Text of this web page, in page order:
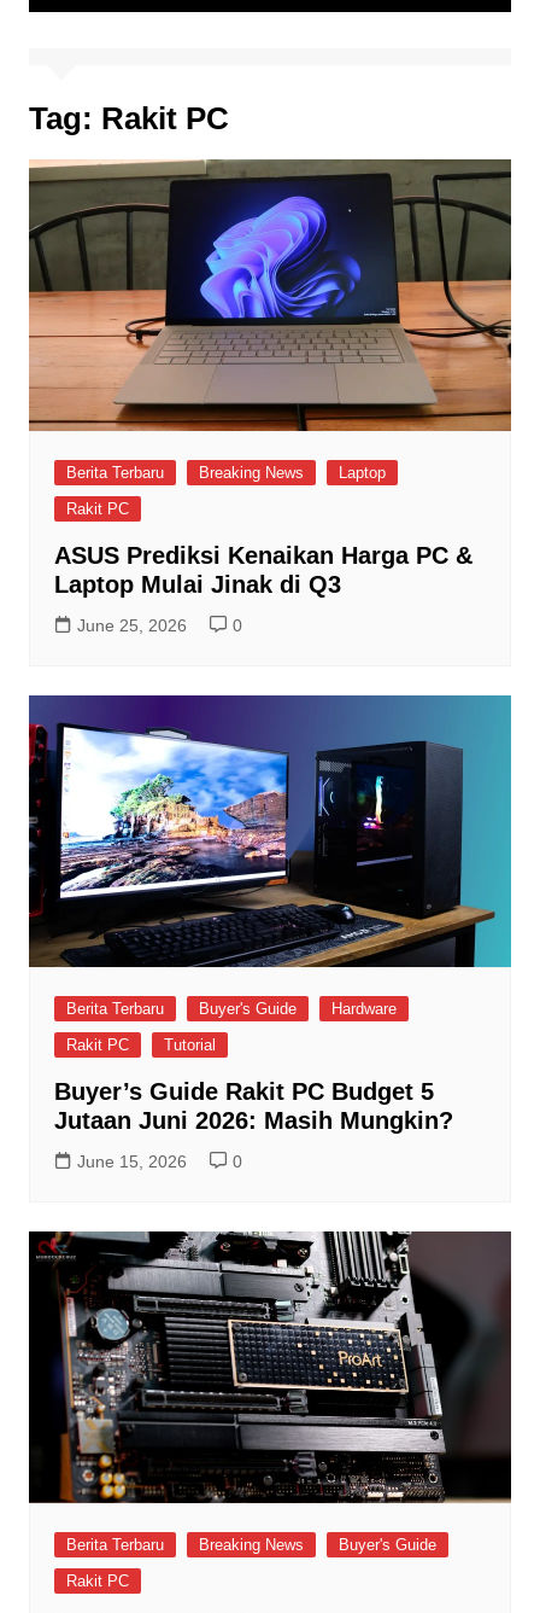
Tag: Rakit PC
Berita Terbaru Breaking News
Laptop
Rakit PC
ASUS Prediksi Kenaikan Harga PC &
Laptop Mulai Jinak di Q3
June 25, 2026 0
Berita Terbaru Buyer's Guide
Hardware
Rakit PC
Tutorial
Buyer’s Guide Rakit PC Budget 5
Jutaan Juni 2026: Masih Mungkin?
June 15, 2026 0
Berita Terbaru Breaking News
Buyer's Guide
Rakit PC